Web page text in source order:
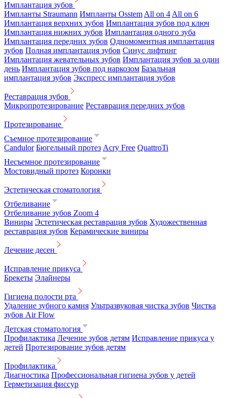
Имплантация зубов
Импланты Straumann Импланты Osstem All on 4 All on 6
Имплантация верхних зубов Имплантация зубов под ключ
Имплантация нижних зубов Имплантация одного зуба
Имплантация передних зубов Одномоментная имплантация
зубов Полная имплантация зубов Синус лифтинг
Имплантация жевательных зубов Имплантация зубов за один
день Имплантация зубов под наркозом Базальная
имплантация зубов Экспресс имплантация зубов
Реставрация зубов
Микропротезирование Реставрация передних зубов
Протезирование
Съемное протезирование
Candulor Бюгельный протез Acry Free QuattroTi
Несъемное протезирование
Мостовидный протез Коронки
Эстетическая стоматология
Отбеливание
Отбеливание зубов Zoom 4
Виниры Эстетическая реставрация зубов Художественная
реставрация зубов Керамические виниры
Лечение десен
Исправление прикуса
Брекеты Элайнеры
Гигиена полости рта
Удаление зубного камня Ультразвуковая чистка зубов Чистка
зубов Air Flow
Детская стоматология
Профилактика Лечение зубов детям Исправление прикуса у
детей Протезирование зубов детям
Профилактика
Диагностика Профессиональная гигиена зубов у детей
Герметизация фиссур